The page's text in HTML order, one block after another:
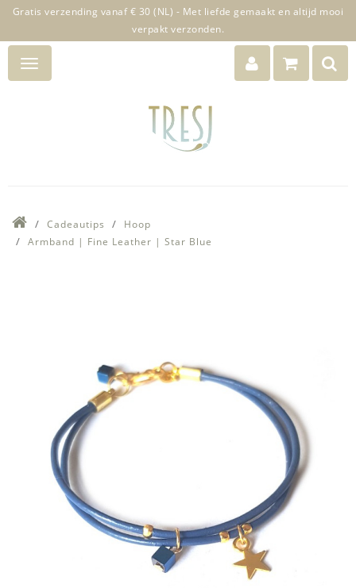
Gratis verzending vanaf € 30 (NL) - Met liefde gemaakt en altijd mooi
verpakt verzonden.
Cadeautips
Hoop
Armband | Fine Leather | Star Blue